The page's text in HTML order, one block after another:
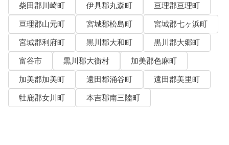
柴田郡川崎町
伊具郡丸森町
亘理郡亘理町
亘理郡山元町
宮城郡松島町
宮城郡七ヶ浜町
宮城郡利府町
黒川郡大和町
黒川郡大郷町
富谷市
黒川郡大衡村
加美郡色麻町
加美郡加美町
遠田郡涌谷町
遠田郡美里町
牡鹿郡女川町
本吉郡南三陸町